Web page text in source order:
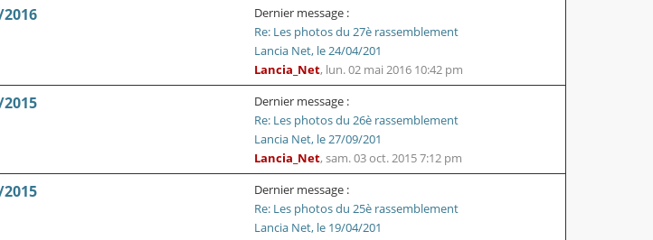
2016
Dernier message :
Re: Les photos du 27è rassemblement
Lancia Net, le 24/04/201
Lancia_Net, lun. 02 mai 2016 10:42 pm
2015
Dernier message :
Re: Les photos du 26è rassemblement
Lancia Net, le 27/09/201
Lancia_Net, sam. 03 oct. 2015 7:12 pm
2015
Dernier message :
Re: Les photos du 25è rassemblement
Lancia Net, le 19/04/201